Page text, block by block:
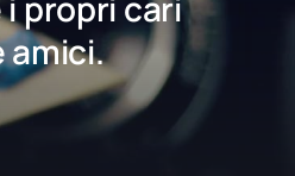
amici.